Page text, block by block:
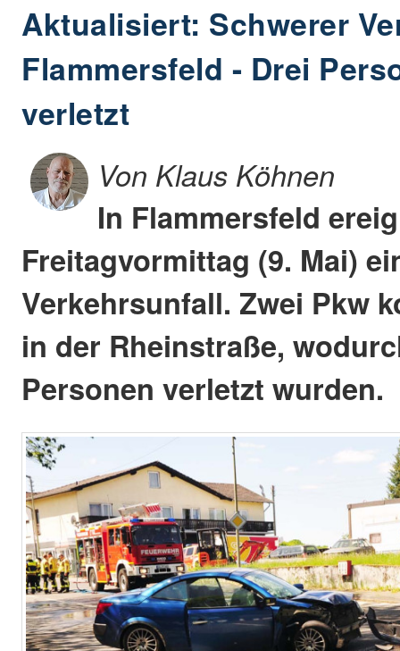
Aktualisiert: Schwerer
Flammersfeld - Drei
verletzt
Von Klaus Köhnen
In Flammersfeld
Freitagvormittag (9. Mai)
Verkehrsunfall. Zwei Pkw
in der Rheinstraße,
Personen verletzt wurden.